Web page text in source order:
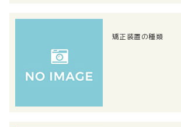
矯正装置の種類